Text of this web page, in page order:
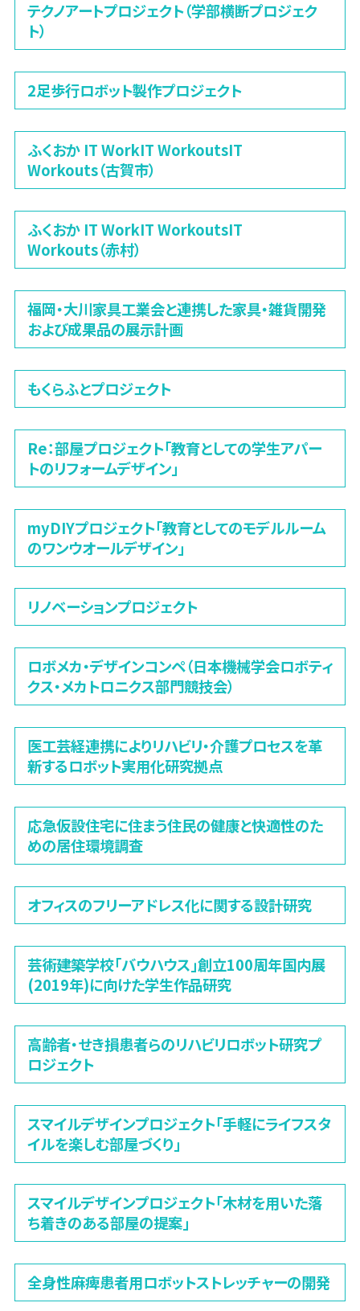
テクノアートプロジェクト（学部横断プロジェク
ト）
2足歩行ロボット製作プロジェクト
ふくおか IT WorkIT WorkoutsIT
Workouts（古賀市）
ふくおか IT WorkIT WorkoutsIT
Workouts（赤村）
福岡・大川家具工業会と連携した家具・雑貨開発
および成果品の展示計画
もくらふとプロジェクト
Re：部屋プロジェクト「教育としての学生アパー
トのリフォームデザイン」
myDIYプロジェクト「教育としてのモデルルーム
のワンウオールデザイン」
リノベーションプロジェクト
ロボメカ・デザインコンペ（日本機械学会ロボティ
クス・メカトロニクス部門競技会）
医工芸経連携によりリハビリ・介護プロセスを革
新するロボット実用化研究拠点
応急仮設住宅に住まう住民の健康と快適性のた
めの居住環境調査
オフィスのフリーアドレス化に関する設計研究
芸術建築学校「バウハウス」創立100周年国内展
(2019年)に向けた学生作品研究
高齢者・せき損患者らのリハビリロボット研究プ
ロジェクト
スマイルデザインプロジェクト「手軽にライフスタ
イルを楽しむ部屋づくり」
スマイルデザインプロジェクト「木材を用いた落
ち着きのある部屋の提案」
全身性麻痺患者用ロボットストレッチャーの開発